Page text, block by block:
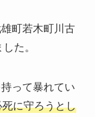
町若木町川古
た。
って暴れてい
に守ろうとし